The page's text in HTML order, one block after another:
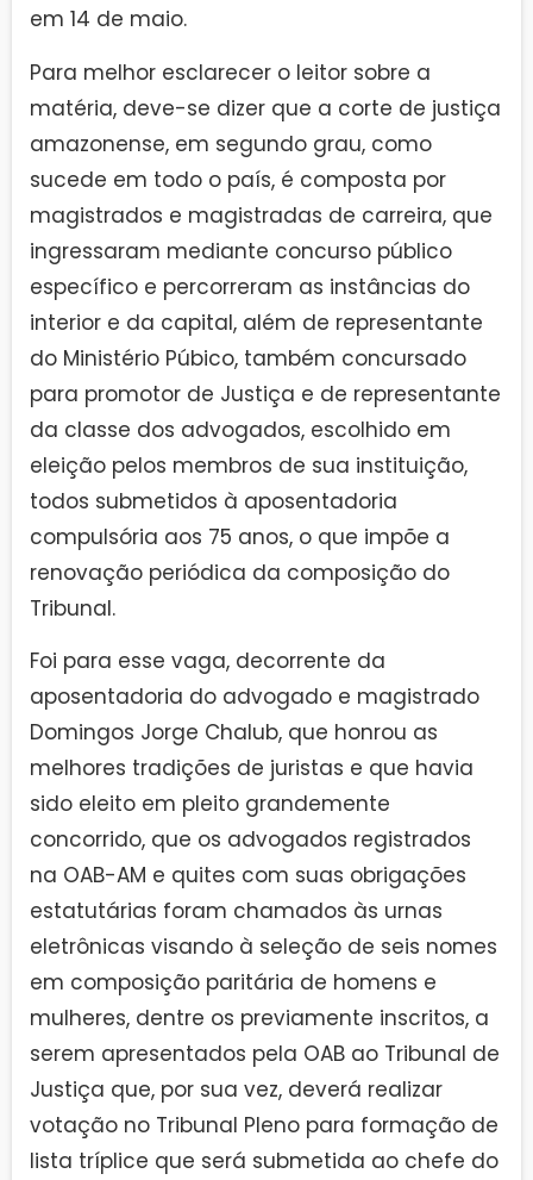
em 14 de maio.
Para melhor esclarecer o leitor sobre a
matéria, deve-se dizer que a corte de justiça
amazonense, em segundo grau, como
sucede em todo o país, é composta por
magistrados e magistradas de carreira, que
ingressaram mediante concurso público
específico e percorreram as instâncias do
interior e da capital, além de representante
do Ministério Púbico, também concursado
para promotor de Justiça e de representante
da classe dos advogados, escolhido em
eleição pelos membros de sua instituição,
todos submetidos à aposentadoria
compulsória aos 75 anos, o que impõe a
renovação periódica da composição do
Tribunal.
Foi para esse vaga, decorrente da
aposentadoria do advogado e magistrado
Domingos Jorge Chalub, que honrou as
melhores tradições de juristas e que havia
sido eleito em pleito grandemente
concorrido, que os advogados registrados
na OAB-AM e quites com suas obrigações
estatutárias foram chamados às urnas
eletrônicas visando à seleção de seis nomes
em composição paritária de homens e
mulheres, dentre os previamente inscritos, a
serem apresentados pela OAB ao Tribunal de
Justiça que, por sua vez, deverá realizar
votação no Tribunal Pleno para formação de
lista tríplice que será submetida ao chefe do